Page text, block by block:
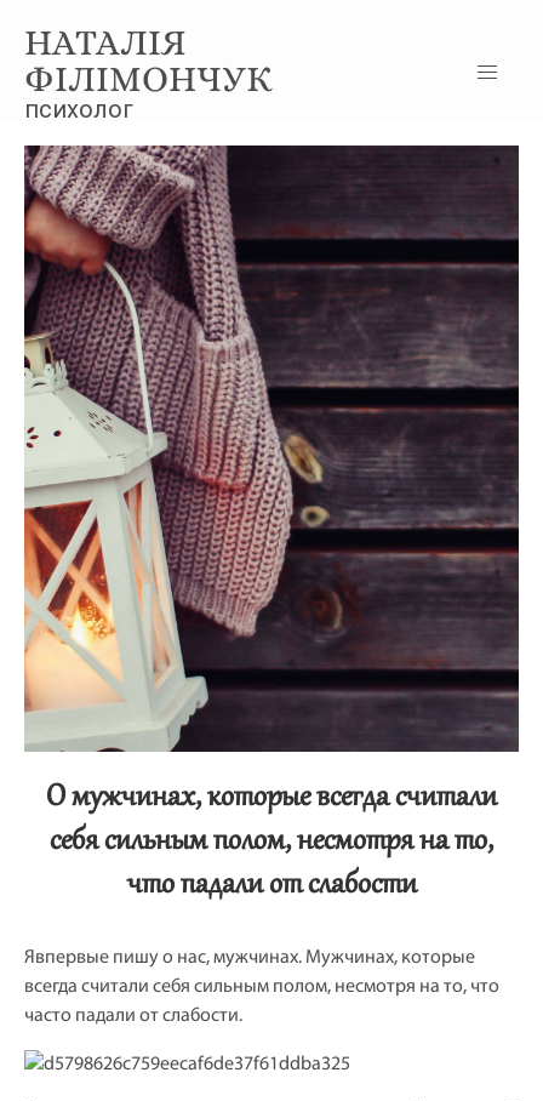
НАТАЛІЯ
ФІЛІМОНЧУК
психолог
О мужчинах, которые всегда считали
себя сильным полом, несмотря на то,
что падали от слабости
Я впервые пишу о нас, мужчинах. Мужчинах, которые
всегда считали себя сильным полом, несмотря на то, что
часто падали от слабости.